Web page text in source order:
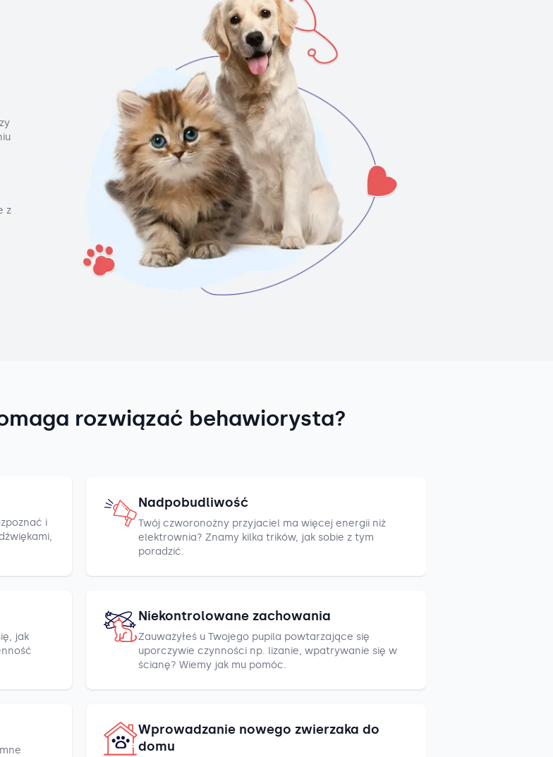
z
rozwiązać behawiorysta?
i
Nadpobudliwość
Twój czworonożny przyjaciel ma więcej energii niż
elektrownia? Znamy kilka trików, jak sobie z tym
poradzić.
jak
Niekontrolowane zachowania
Zauważyłeś u Twojego pupila powtarzające się
uporczywie czynności np. lizanie, wpatrywanie się w
ścianę? Wiemy jak mu pomóc.
Wprowadzanie nowego zwierzaka do
domu